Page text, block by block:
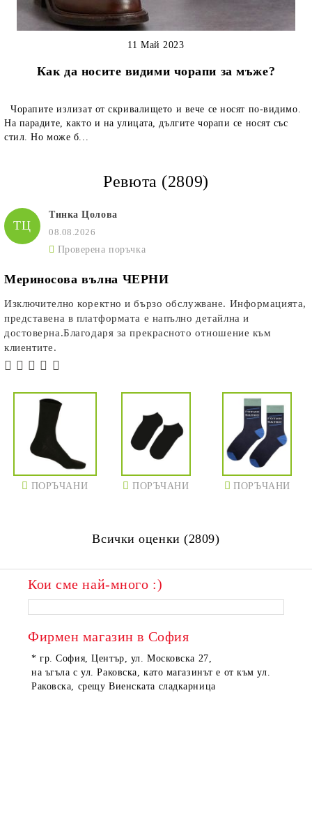
Как да носите видими чорапи за мъже?
11 Май 2023
Чорапите излизат от скривалището и вече се носят по-видимо.
На парадите, както и на улицата, дългите чорапи се носят със
стил. Но може б...
Ревюта (2809)
ТЦ
Тинка Цолова
08.08.2026
Проверена поръчка
Мериносова вълна ЧЕРНИ
Изключително коректно и бързо обслужване. Информацията,
представена в платформата е напълно детайлна и
достоверна.Благодаря за прекрасното отношение към
клиентите.
ПОРЪЧАНИ ПОРЪЧАНИ ПОРЪЧАНИ
ПОРЪЧАНИ
Всички оценки (2809)
Кои сме най-много :)
Фирмен магазин в София
* гр. София, Център, ул. Московска 27,
на ъгъла с ул. Раковска, като магазинът е от към ул.
Раковска, срещу Виенската сладкарница